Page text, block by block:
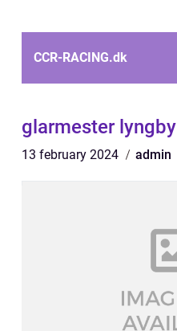
CCR-RACING.dk
glarmester lyngby
13 february 2024 admin